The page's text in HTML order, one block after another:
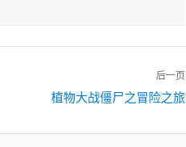
后一页
植物大战僵尸之冒险之旅